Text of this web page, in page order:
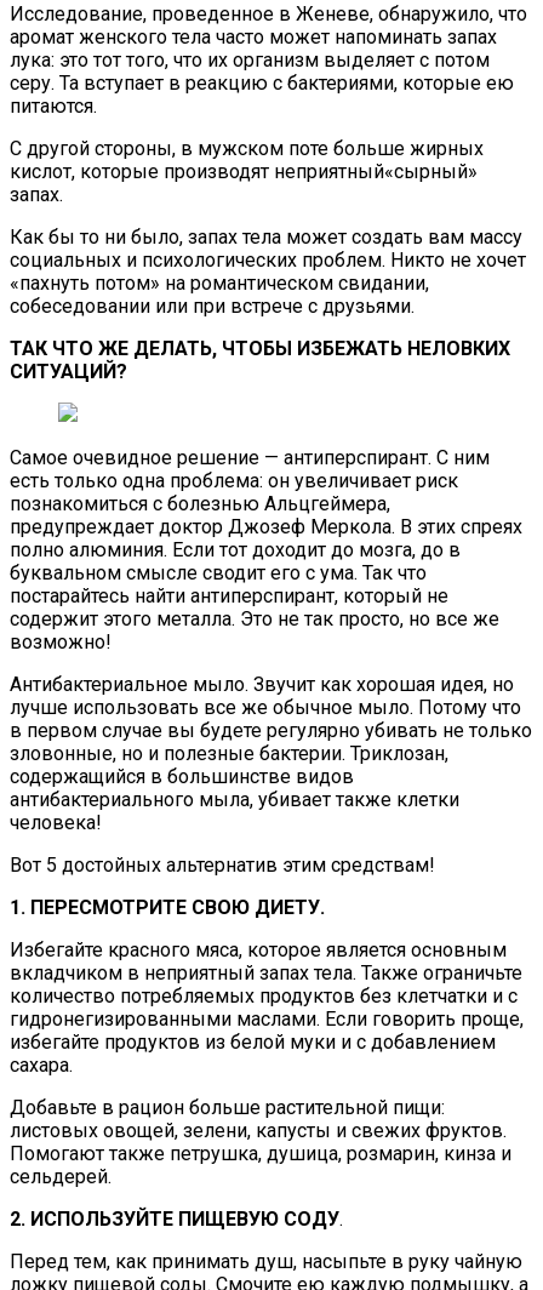
Исследование, проведенное в Женеве, обнаружило, что
аромат женского тела часто может напоминать запах
лука: это тот того, что их организм выделяет с потом
серу. Та вступает в реакцию с бактериями, которые ею
питаются.
С другой стороны, в мужском поте больше жирных
кислот, которые производят неприятный«сырный»
запах.
Как бы то ни было, запах тела может создать вам массу
социальных и психологических проблем. Никто не хочет
«пахнуть потом» на романтическом свидании,
собеседовании или при встрече с друзьями.
ТАК ЧТО ЖЕ ДЕЛАТЬ, ЧТОБЫ ИЗБЕЖАТЬ НЕЛОВКИХ
СИТУАЦИЙ?
Самое очевидное решение — антиперспирант. С ним
есть только одна проблема: он увеличивает риск
познакомиться с болезнью Альцгеймера,
предупреждает доктор Джозеф Меркола. В этих спреях
полно алюминия. Если тот доходит до мозга, до в
буквальном смысле сводит его с ума. Так что
постарайтесь найти антиперспирант, который не
содержит этого металла. Это не так просто, но все же
возможно!
Антибактериальное мыло. Звучит как хорошая идея, но
лучше использовать все же обычное мыло. Потому что
в первом случае вы будете регулярно убивать не только
зловонные, но и полезные бактерии. Триклозан,
содержащийся в большинстве видов
антибактериального мыла, убивает также клетки
человека!
Вот 5 достойных альтернатив этим средствам!
1. ПЕРЕСМОТРИТЕ СВОЮ ДИЕТУ.
Избегайте красного мяса, которое является основным
вкладчиком в неприятный запах тела. Также ограничьте
количество потребляемых продуктов без клетчатки и с
гидронегизированными маслами. Если говорить проще,
избегайте продуктов из белой муки и с добавлением
сахара.
Добавьте в рацион больше растительной пищи:
листовых овощей, зелени, капусты и свежих фруктов.
Помогают также петрушка, душица, розмарин, кинза и
сельдерей.
2. ИСПОЛЬЗУЙТЕ ПИЩЕВУЮ СОДУ.
Перед тем, как принимать душ, насыпьте в руку чайную
ложку пищевой соды. Смочите ею каждую подмышку, а